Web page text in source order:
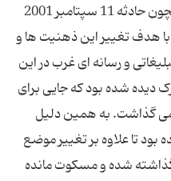
حادثه تروریستی «شارلی ابدو» همچون حادثه 11 سپتامبر 2001
با هدف تغییر این ذهنیت ها و
و رسانه ای غرب در این
دیده شده بود که جایی برای
گذاشت. به همین دلیل
تا علاوه بر تغییر موضع
شده و مسکوت مانده